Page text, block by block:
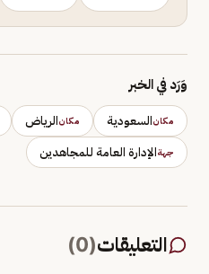
وَرَد في الخبر
مكانالسعودية مكانالرياض
جهةالإدارة العامة للمجاهدين
التعليقات(
0
)